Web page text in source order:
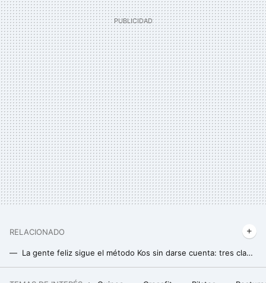
RELACIONADO
La gente feliz sigue el método Kos sin darse cuenta: tres claves para aplicarlo